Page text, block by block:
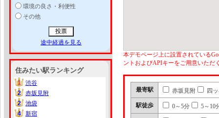
環境の良さ・利便性
その他
途中経過を見る
住みたい駅ランキング
1
1
渋谷
2
2
赤坂見附
2
2
池袋
4
4
新宿
本デモページ上に設置されている
ントおよびAPIキーをご用意いただ
最寄駅 赤坂見附 四
駅徒歩 0～5分 5～10